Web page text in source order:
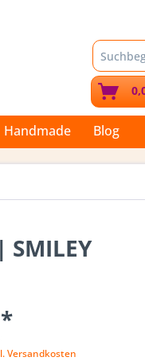
Handmade Blog
Versandkosten